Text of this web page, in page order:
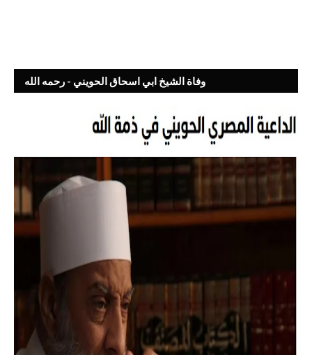
وفاة الشيخ ابي اسحاق الحويني - رحمه الله